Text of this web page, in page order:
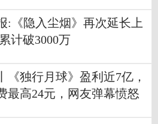
:《隐入尘烟》再次延长上
计破3000万
《独行月球》盈利近7亿，
最高24元，网友弹幕愤怒